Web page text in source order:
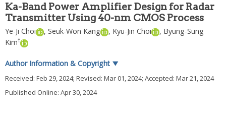
n
Ka-Band Power Amplifier Design for Radar
Transmitter Using 40-nm CMOS Process
Ye-Ji Choi , Seuk-Won Kang , Kyu-Jin Choi , Byung-Sung
Kim†
Author Information & Copyright ▼
Received: Feb 29, 2024; Revised: Mar 01, 2024; Accepted: Mar 21, 2024
Published Online: Apr 30, 2024